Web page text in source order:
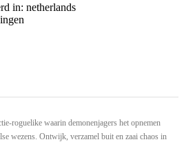
in: netherlands
roguelike waarin demonenjagers het opnemen
wezens. Ontwijk, verzamel buit en zaai chaos in